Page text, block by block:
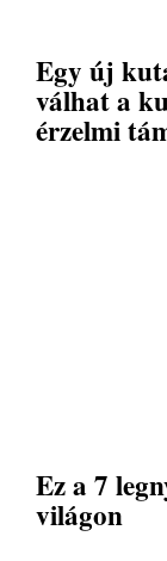
Egy új
válhat a
érzelmi
Ez a 7
világon